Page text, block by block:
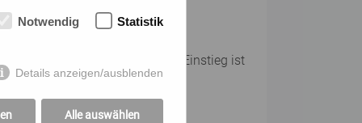
Teilnehmer:innenanzahl. Ein Einstieg ist
Notwendig Statistik
Details anzeigen/ausblenden
Alle auswählen